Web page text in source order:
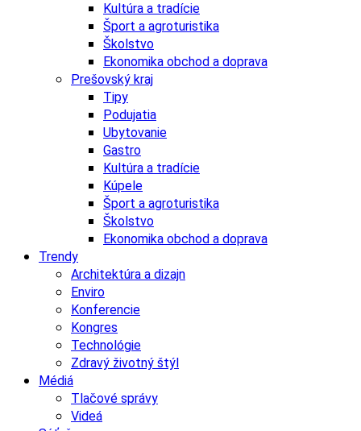
Kultúra a tradície
Šport a agroturistika
Školstvo
Ekonomika obchod a doprava
Prešovský kraj
Tipy
Podujatia
Ubytovanie
Gastro
Kultúra a tradície
Kúpele
Šport a agroturistika
Školstvo
Ekonomika obchod a doprava
Trendy
Architektúra a dizajn
Enviro
Konferencie
Kongres
Technológie
Zdravý životný štýl
Médiá
Tlačové správy
Videá